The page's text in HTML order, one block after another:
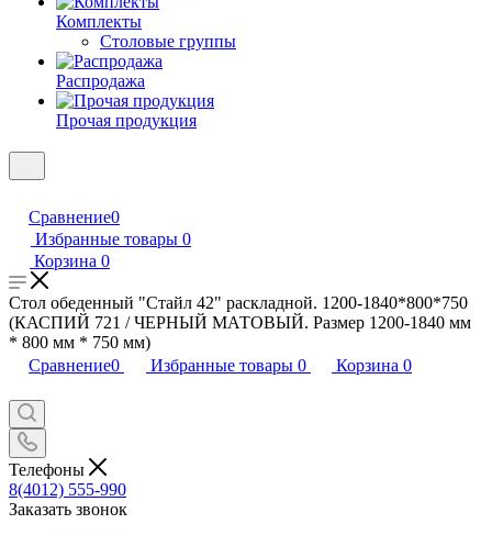
Комплекты
Столовые группы
Распродажа
Прочая продукция
Сравнение0
Избранные товары 0
Корзина 0
Стол обеденный "Стайл 42" раскладной. 1200-1840*800*750
(КАСПИЙ 721 / ЧЕРНЫЙ МАТОВЫЙ. Размер 1200-1840 мм
* 800 мм * 750 мм)
Сравнение0 Избранные товары 0 Корзина 0
Телефоны
8(4012) 555-990
Заказать звонок